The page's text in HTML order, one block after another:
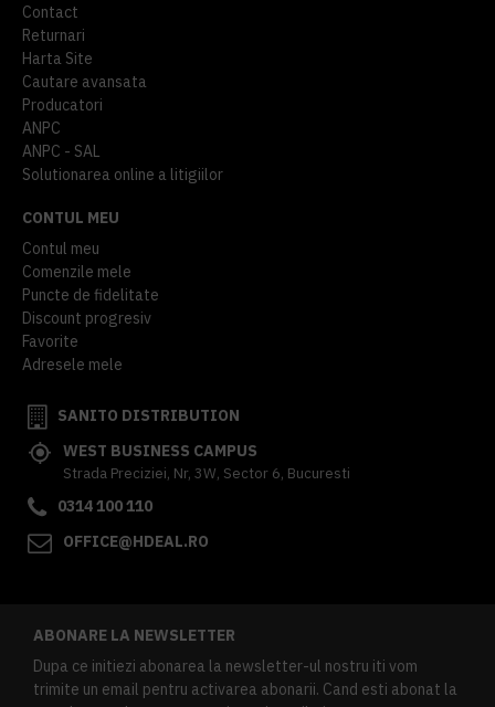
Contact
Returnari
Harta Site
Cautare avansata
Producatori
ANPC
ANPC - SAL
Solutionarea online a litigiilor
CONTUL MEU
Contul meu
Comenzile mele
Puncte de fidelitate
Discount progresiv
Favorite
Adresele mele
SANITO DISTRIBUTION
WEST BUSINESS CAMPUS
Strada Preciziei, Nr, 3W, Sector 6, Bucuresti
0314 100 110
OFFICE@HDEAL.RO
ABONARE LA NEWSLETTER
Dupa ce initiezi abonarea la newsletter-ul nostru iti vom
trimite un email pentru activarea abonarii. Cand esti abonat la